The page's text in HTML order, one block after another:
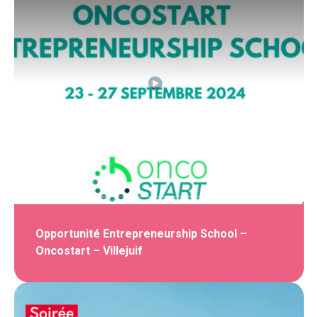
Opportunité Entrepreneurship School –
Oncostart – Villejuif